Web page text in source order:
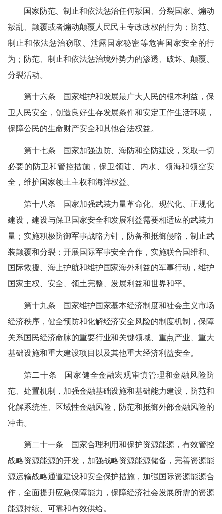
国家防范、制止和依法惩治任何叛国、分裂国家、煽动
叛乱、颠覆或者煽动颠覆人民民主专政政权的行为；防范、
制止和依法惩治窃取、泄露国家秘密等危害国家安全的行
为；防范、制止和依法惩治境外势力的渗透、破坏、颠覆、
分裂活动。
第十六条 国家维护和发展最广大人民的根本利益，保
卫人民安全，创造良好生存发展条件和安定工作生活环境，
保障公民的生命财产安全和其他合法权益。
第十七条 国家加强边防、海防和空防建设，采取一切
必要的防卫和管控措施，保卫领陆、内水、领海和领空安
全，维护国家领土主权和海洋权益。
第十八条 国家加强武装力量革命化、现代化、正规化
建设，建设与保卫国家安全和发展利益需要相适应的武装力
量；实施积极防御军事战略方针，防备和抵御侵略，制止武
装颠覆和分裂；开展国际军事安全合作，实施联合国维和、
国际救援、海上护航和维护国家海外利益的军事行动，维护
国家主权、安全、领土完整、发展利益和世界和平。
第十九条 国家维护国家基本经济制度和社会主义市场
经济秩序，健全预防和化解经济安全风险的制度机制，保障
关系国民经济命脉的重要行业和关键领域、重点产业、重大
基础设施和重大建设项目以及其他重大经济利益安全。
第二十条 国家健全金融宏观审慎管理和金融风险防
范、处置机制，加强金融基础设施和基础能力建设，防范和
化解系统性、区域性金融风险，防范和抵御外部金融风险的
冲击。
第二十一条 国家合理利用和保护资源能源，有效管控
战略资源能源的开发，加强战略资源能源储备，完善资源能
源运输战略通道建设和安全保护措施，加强国际资源能源合
作，全面提升应急保障能力，保障经济社会发展所需的资源
能源持续、可靠和有效供给。